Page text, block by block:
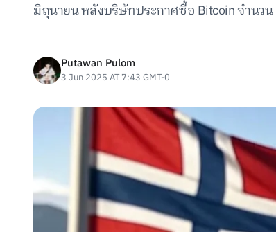
มิถุนายน หลังบริษัทประกาศซื้อ Bitcoin จำนว
Putawan Pulom
3 Jun 2025 AT 7:43 GMT-0